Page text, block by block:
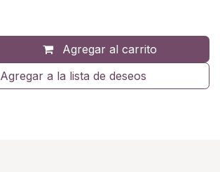
Agregar al carrito
Agregar a la lista de deseos